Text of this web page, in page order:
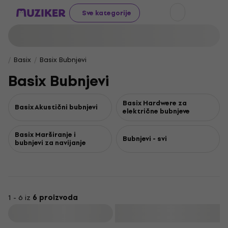
Sve kategorije
Basix Basix Bubnjevi
Basix Bubnjevi
Basix Akustični bubnjevi Basix Hardwere za
električne bubnjeve
Basix Marširanje i
bubnjevi za navijanje Bubnjevi - svi
1 - 6 iz 6 proizvoda